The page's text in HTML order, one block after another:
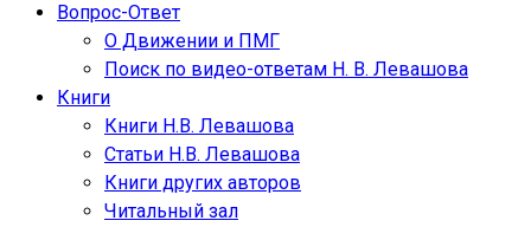
Вопрос-Ответ
О Движении и ПМГ
Поиск по видео-ответам Н. В. Левашова
Книги
Книги Н.В. Левашова
Статьи Н.В. Левашова
Книги других авторов
Читальный зал